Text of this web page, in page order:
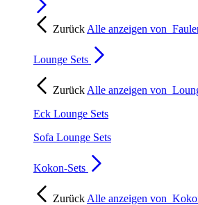
Zurück Alle anzeigen von
Lounge Sets
Zurück Alle anzeigen von
Eck Lounge Sets
Sofa Lounge Sets
Kokon-Sets
Zurück Alle anzeigen von